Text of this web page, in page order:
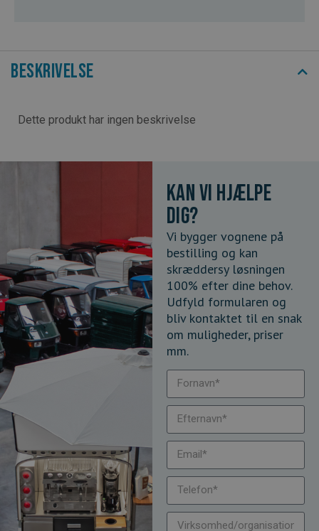
Beskrivelse
Dette produkt har ingen beskrivelse
Kan vi hjælpe
dig?
Vi bygger vognene på
bestilling og kan
skræddersy løsningen
100% efter dine behov.
Udfyld formularen og
bliv kontaktet til en snak
om muligheder, priser
mm.